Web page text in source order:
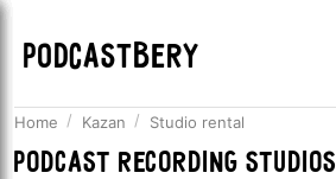
PODCASTBERY
Home Kazan Studio rental
Podcast recording studios